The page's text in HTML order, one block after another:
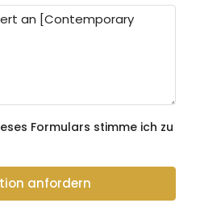
Formulars stimme ich zu
anfordern